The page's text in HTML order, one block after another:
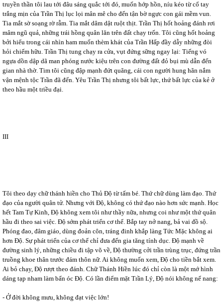
truyền thần tôi lau tới đâu sáng quắc tới đó, muốn hớp hồn, níu kéo từ cổ tay
trắng mịn của Trần Thị lục lọi mân mê cho đến tận bờ ngực con gái mềm vun.
Tia mắt sờ soạng rờ rẫm. Tia mắt dâm dật ruột thịt. Trần Thị hốt hoảng đánh rơi
mâm ngũ quả, những trái hồng quân lăn trên đất chạy trốn. Tôi cũng hốt hoảng
bởi hiểu trong cái nhìn ham muốn thèm khát của Trần Hấp đầy dẫy những đòi
hỏi chiếm hữu. Trần Thị tung chạy ra cửa, vụt đứng sững ngay lại: Tiếng vó
ngựa dồn dập dã man phóng nước kiệu trên con đường đất đỏ bụi mù dẫn đến
gian nhà thờ. Tim tôi cũng đập mạnh đứt quãng, cái con người hung hãn nắm
vận mệnh tộc Trần đã đến. Yêu Trần Thị nhưng tôi bất lực, thứ bất lực của kẻ ở
theo hầu một triều đại.
III
Tôi theo dạy chữ thánh hiền cho Thủ Độ từ tấm bé. Thứ chữ dùng làm đạo. Thứ
đạo của người quân tử. Nhưng với Độ, không có thứ đạo nào hơn sức mạnh. Học
hết Tam Tự Kinh, Độ không xem tôi như thầy nữa, nhưng coi như một thứ quân
hầu đi theo sai việc. Độ sớm phát triển cơ thể. Bắp tay nở nang, bả vai đồ sộ.
Phóng đao, đâm giáo, dùng đoản côn, tráng đinh khắp làng Tức Mặc không ai
hơn Độ. Sự phát triển của cơ thể chỉ đưa đến gia tăng tính dục. Độ mạnh về
đường sinh lý, những chiều đi tập võ về, Độ thường cởi trần trùng trục, đứng trần
truồng khoe thân trước đám thôn nữ. Ai không muốn xem, Độ cho tiền bắt xem.
Ai bỏ chạy, Độ rượt theo đánh. Chữ Thánh Hiền lúc đó chỉ còn là một mớ hình
dáng tạp nham làm bẩn óc Độ. Có lần điểm mặt Trần Lý, Độ nói không nể nang:
- Ở đời không mưu, không đạt việc lớn!